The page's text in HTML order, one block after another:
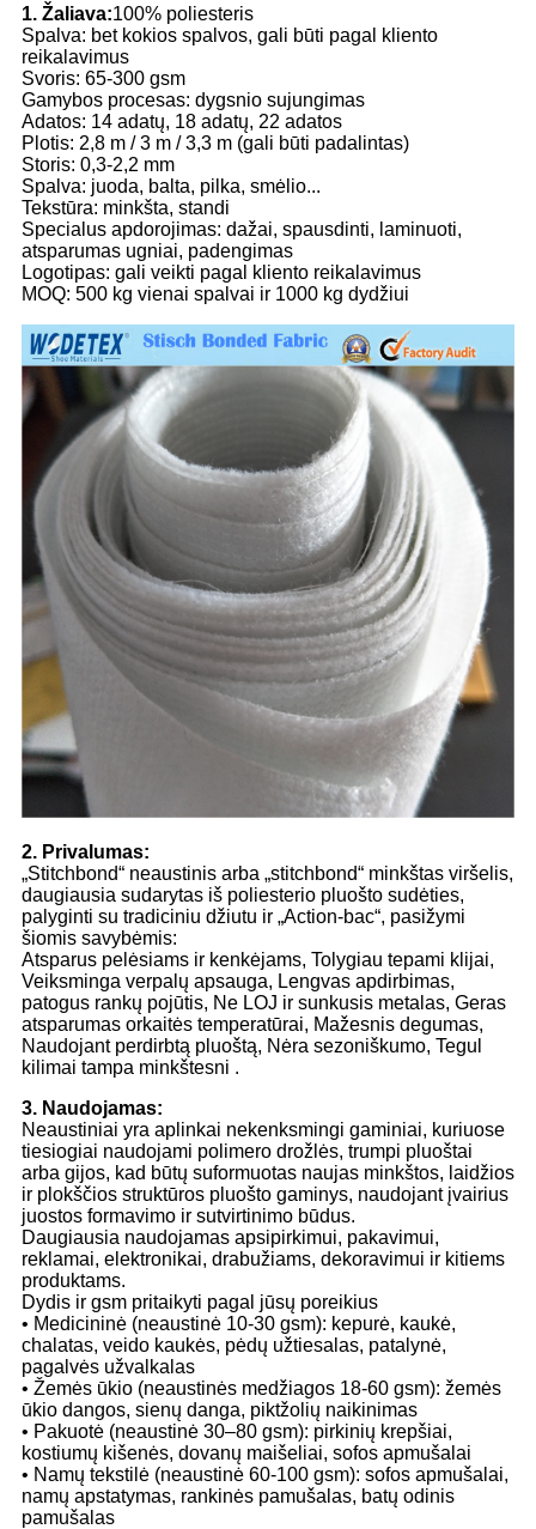
1. Žaliava:100% poliesteris
Spalva: bet kokios spalvos, gali būti pagal kliento
reikalavimus
Svoris: 65-300 gsm
Gamybos procesas: dygsnio sujungimas
Adatos: 14 adatų, 18 adatų, 22 adatos
Plotis: 2,8 m / 3 m / 3,3 m (gali būti padalintas)
Storis: 0,3-2,2 mm
Spalva: juoda, balta, pilka, smėlio...
Tekstūra: minkšta, standi
Specialus apdorojimas: dažai, spausdinti, laminuoti,
atsparumas ugniai, padengimas
Logotipas: gali veikti pagal kliento reikalavimus
MOQ: 500 kg vienai spalvai ir 1000 kg dydžiui
2. Privalumas:
„Stitchbond“ neaustinis arba „stitchbond“ minkštas viršelis,
daugiausia sudarytas iš poliesterio pluošto sudėties,
palyginti su tradiciniu džiutu ir „Action-bac“, pasižymi
šiomis savybėmis:
Atsparus pelėsiams ir kenkėjams, Tolygiau tepami klijai,
Veiksminga verpalų apsauga, Lengvas apdirbimas,
patogus rankų pojūtis, Ne LOJ ir sunkusis metalas, Geras
atsparumas orkaitės temperatūrai, Mažesnis degumas,
Naudojant perdirbtą pluoštą, Nėra sezoniškumo, Tegul
kilimai tampa minkštesni .
3. Naudojamas:
Neaustiniai yra aplinkai nekenksmingi gaminiai, kuriuose
tiesiogiai naudojami polimero drožlės, trumpi pluoštai
arba gijos, kad būtų suformuotas naujas minkštos, laidžios
ir plokščios struktūros pluošto gaminys, naudojant įvairius
juostos formavimo ir sutvirtinimo būdus.
Daugiausia naudojamas apsipirkimui, pakavimui,
reklamai, elektronikai, drabužiams, dekoravimui ir kitiems
produktams.
Dydis ir gsm pritaikyti pagal jūsų poreikius
• Medicininė (neaustinė 10-30 gsm): kepurė, kaukė,
chalatas, veido kaukės, pėdų užtiesalas, patalynė,
pagalvės užvalkalas
• Žemės ūkio (neaustinės medžiagos 18-60 gsm): žemės
ūkio dangos, sienų danga, piktžolių naikinimas
• Pakuotė (neaustinė 30–80 gsm): pirkinių krepšiai,
kostiumų kišenės, dovanų maišeliai, sofos apmušalai
• Namų tekstilė (neaustinė 60-100 gsm): sofos apmušalai,
namų apstatymas, rankinės pamušalas, batų odinis
pamušalas